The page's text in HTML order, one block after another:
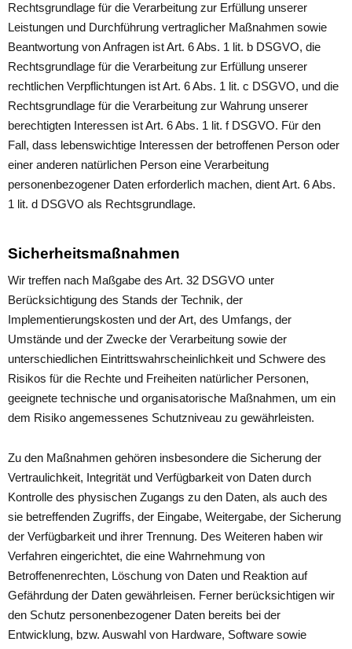
Rechtsgrundlage für die Verarbeitung zur Erfüllung unserer
Leistungen und Durchführung vertraglicher Maßnahmen sowie
Beantwortung von Anfragen ist Art. 6 Abs. 1 lit. b DSGVO, die
Rechtsgrundlage für die Verarbeitung zur Erfüllung unserer
rechtlichen Verpflichtungen ist Art. 6 Abs. 1 lit. c DSGVO, und die
Rechtsgrundlage für die Verarbeitung zur Wahrung unserer
berechtigten Interessen ist Art. 6 Abs. 1 lit. f DSGVO. Für den
Fall, dass lebenswichtige Interessen der betroffenen Person oder
einer anderen natürlichen Person eine Verarbeitung
personenbezogener Daten erforderlich machen, dient Art. 6 Abs.
1 lit. d DSGVO als Rechtsgrundlage.
Sicherheitsmaßnahmen
Wir treffen nach Maßgabe des Art. 32 DSGVO unter
Berücksichtigung des Stands der Technik, der
Implementierungskosten und der Art, des Umfangs, der
Umstände und der Zwecke der Verarbeitung sowie der
unterschiedlichen Eintrittswahrscheinlichkeit und Schwere des
Risikos für die Rechte und Freiheiten natürlicher Personen,
geeignete technische und organisatorische Maßnahmen, um ein
dem Risiko angemessenes Schutzniveau zu gewährleisten.
Zu den Maßnahmen gehören insbesondere die Sicherung der
Vertraulichkeit, Integrität und Verfügbarkeit von Daten durch
Kontrolle des physischen Zugangs zu den Daten, als auch des
sie betreffenden Zugriffs, der Eingabe, Weitergabe, der Sicherung
der Verfügbarkeit und ihrer Trennung. Des Weiteren haben wir
Verfahren eingerichtet, die eine Wahrnehmung von
Betroffenenrechten, Löschung von Daten und Reaktion auf
Gefährdung der Daten gewährleisen. Ferner berücksichtigen wir
den Schutz personenbezogener Daten bereits bei der
Entwicklung, bzw. Auswahl von Hardware, Software sowie